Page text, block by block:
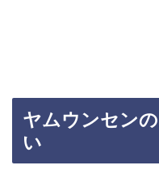
ヤムウンセン
い